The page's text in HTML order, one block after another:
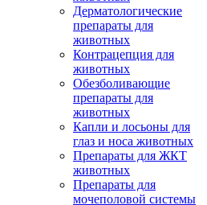
Дерматологические
препараты для
животных
Контрацепция для
животных
Обезболивающие
препараты для
животных
Капли и лосьоны для
глаз и носа животных
Препараты для ЖКТ
животных
Препараты для
мочеполовой системы